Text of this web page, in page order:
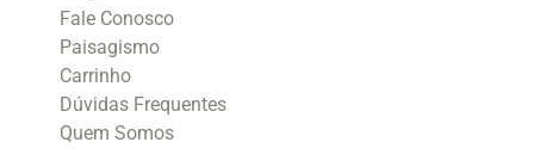
Fale Conosco
Paisagismo
Carrinho
Dúvidas Frequentes
Quem Somos